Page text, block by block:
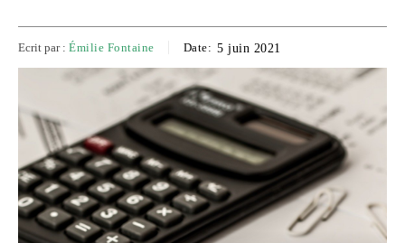
Ecrit par : Émilie Fontaine Date: 5 juin 2021